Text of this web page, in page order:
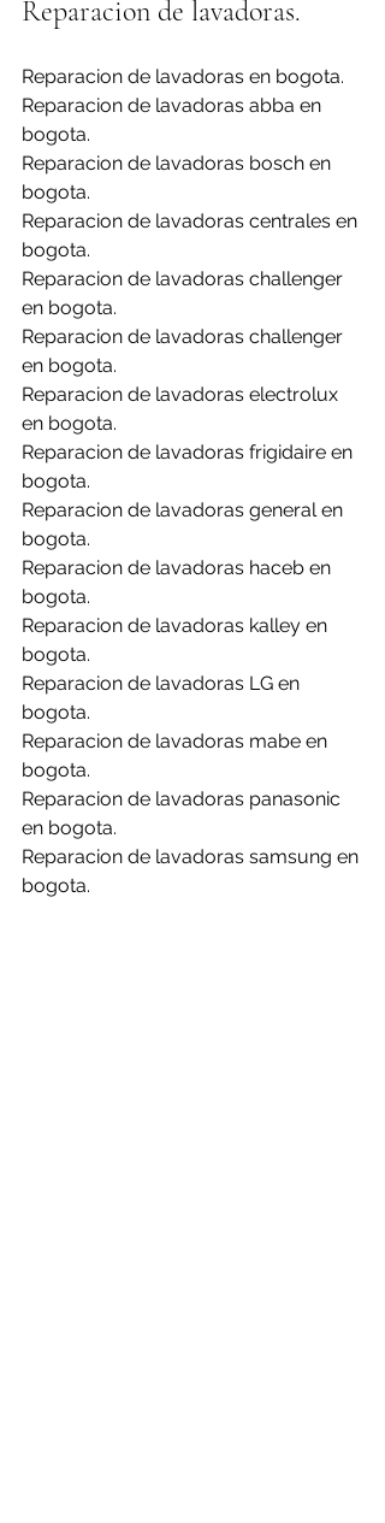
Reparacion de lavadoras.
Reparacion de lavadoras en bogota.
Reparacion de lavadoras abba en
bogota.
Reparacion de lavadoras bosch en
bogota.
Reparacion de lavadoras centrales en
bogota.
Reparacion de lavadoras challenger
en bogota.
Reparacion de lavadoras challenger
en bogota.
Reparacion de lavadoras electrolux
en bogota.
Reparacion de lavadoras frigidaire en
bogota.
Reparacion de lavadoras general en
bogota.
Reparacion de lavadoras haceb en
bogota.
Reparacion de lavadoras kalley en
bogota.
Reparacion de lavadoras LG en
bogota.
Reparacion de lavadoras mabe en
bogota.
Reparacion de lavadoras panasonic
en bogota.
Reparacion de lavadoras samsung en
bogota.